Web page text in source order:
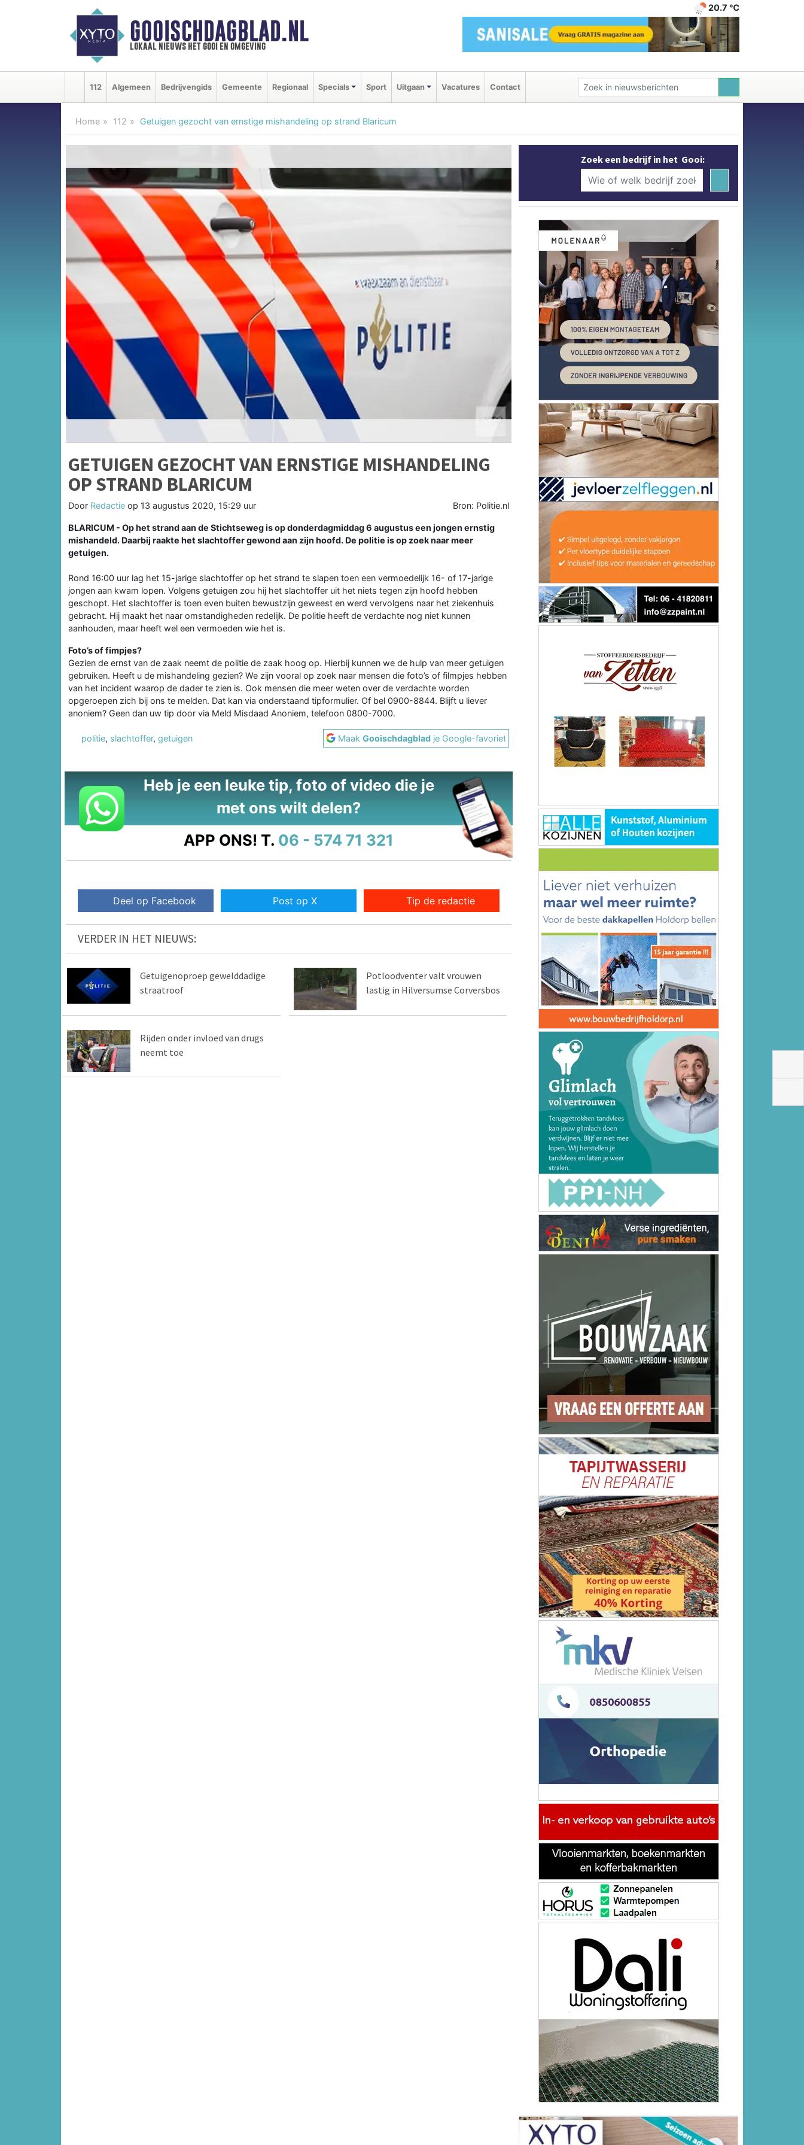
GOOISCHDAGBLAD.NL
lokaal nieuws het gooi en omgeving
20.7 ℃
112 Algemeen Bedrijvengids Gemeente Regionaal Specials Sport Uitgaan Vacatures Contact
Home 112 Getuigen gezocht van ernstige mishandeling op strand Blaricum
GETUIGEN GEZOCHT VAN ERNSTIGE MISHANDELING
OP STRAND BLARICUM
Door Redactie op 13 augustus 2020, 15:29 uur Bron: Politie.nl
BLARICUM - Op het strand aan de Stichtseweg is op donderdagmiddag 6 augustus een jongen ernstig
mishandeld. Daarbij raakte het slachtoffer gewond aan zijn hoofd. De politie is op zoek naar meer
getuigen.
Rond 16:00 uur lag het 15-jarige slachtoffer op het strand te slapen toen een vermoedelijk 16- of 17-jarige
jongen aan kwam lopen. Volgens getuigen zou hij het slachtoffer uit het niets tegen zijn hoofd hebben
geschopt. Het slachtoffer is toen even buiten bewustzijn geweest en werd vervolgens naar het ziekenhuis
gebracht. Hij maakt het naar omstandigheden redelijk. De politie heeft de verdachte nog niet kunnen
aanhouden, maar heeft wel een vermoeden wie het is.
Foto’s of fimpjes?
Gezien de ernst van de zaak neemt de politie de zaak hoog op. Hierbij kunnen we de hulp van meer getuigen
gebruiken. Heeft u de mishandeling gezien? We zijn vooral op zoek naar mensen die foto’s of filmpjes hebben
van het incident waarop de dader te zien is. Ook mensen die meer weten over de verdachte worden
opgeroepen zich bij ons te melden. Dat kan via onderstaand tipformulier. Of bel 0900-8844. Blijft u liever
anoniem? Geen dan uw tip door via Meld Misdaad Anoniem, telefoon 0800-7000.
politie, slachtoffer, getuigen MaakGooischdagblad je Google-favoriet
Heb je een leuke tip, foto of video die je
met ons wilt delen?
APP ONS! T. 06 - 574 71 321
Deel op Facebook Post op X Tip de redactie
VERDER IN HET NIEUWS:
Getuigenoproep gewelddadige
straatroof
Potloodventer valt vrouwen
lastig in Hilversumse Corversbos
Rijden onder invloed van drugs
neemt toe
Zoek een bedrijf in het Gooi: